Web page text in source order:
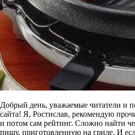
Добрый день, уважаемые читатели и
сайта! Я, Ростислав, рекомендую
и потом сам рейтинг. Сложно найти
пищу, приготовленную на гриле. И